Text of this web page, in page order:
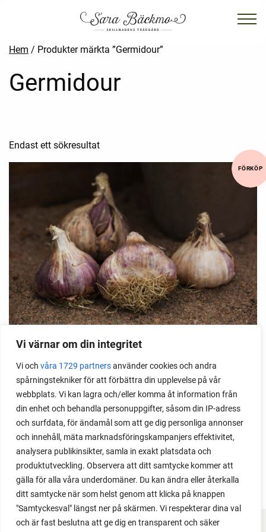
Vi värnar om din integritet
Vi och våra 1729 partnersanvänder cookies och andra
spårningstekniker för att förbättra din upplevelse på vår
webbplats. Vi kan lagra och/eller komma åt information från
din enhet och behandla personuppgifter, såsom din IP-adress
och surfdata, för ändamål som att ge dig personliga annonser
och innehåll, mäta marknadsföringskampanjers effektivitet,
analysera publikinsikter, samla in exakt platsdata och
produktutveckling. Observera att ditt samtycke kommer att
gälla för alla våra underdomäner. Du kan ändra eller återkalla
ditt samtycke när som helst genom att klicka på knappen
"Samtyckesval" längst ner på skärmen. Vi respekterar dina val
och är fast beslutna att ge dig en transparent och säker
Hem / Produkter märkta ”Germidour”
Germidour
Endast ett sökresultat
Sättvitlök 'GERMIDOUR'
FÖRKÖP
2 st
kr88
kr88
FÖRKÖP NU